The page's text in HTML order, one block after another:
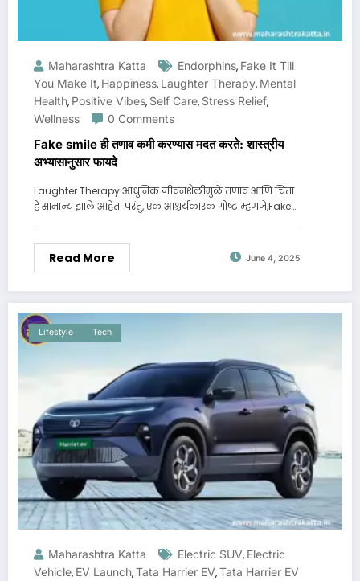
Maharashtra Katta Endorphins, Fake It Till
You Make It, Happiness, Laughter Therapy, Mental
Health, Positive Vibes, Self Care, Stress Relief,
Wellness
0 Comments
Fake smile ही तणाव कमी करण्यास मदत करते: शास्त्रीय
अभ्यासानुसार फायदे
Laughter Therapy:आधुनिक जीवनशैलीमुळे तणाव आणि चिंता
हे सामान्य झाले आहेत. परंतु, एक आश्चर्यकारक गोष्ट म्हणजे,Fake…
Read More June 4, 2025
Lifestyle Tech
Maharashtra Katta Electric SUV, Electric
Vehicle, EV Launch,Tata Harrier EV,Tata Harrier EV